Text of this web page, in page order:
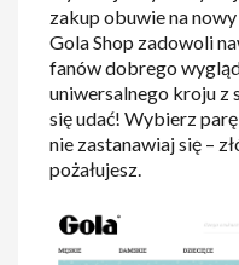
zakup obuwie na
Gola Shop zadowoli
fanów dobrego
uniwersalnego kroju z
się udać! Wybierz
nie zastanawiaj się –
pożałujesz.